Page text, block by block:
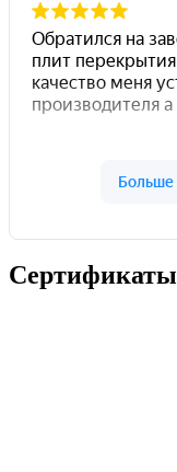
Сертификаты